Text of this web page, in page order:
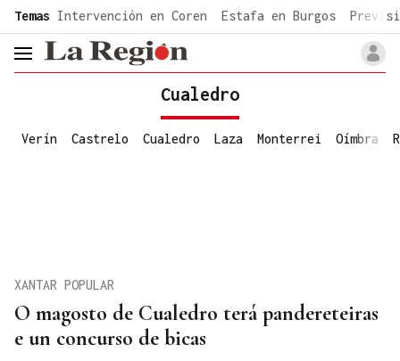
common.go-to-content
Temas Intervención en Coren Estafa en Burgos
header.menu.open
Cualedro
Verín Castrelo Cualedro Laza Monterrei Oímbra
O magosto de Cualedro terá pandereteiras
e un concurso de bicas
XANTAR POPULAR